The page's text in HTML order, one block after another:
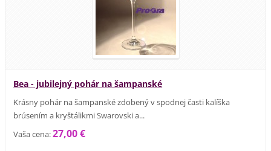
Bea - jubilejný pohár na šampanské
Krásny pohár na šampanské zdobený v spodnej časti kalíška
brúsením a kryštálikmi Swarovski a...
Vaša cena:27,00 €